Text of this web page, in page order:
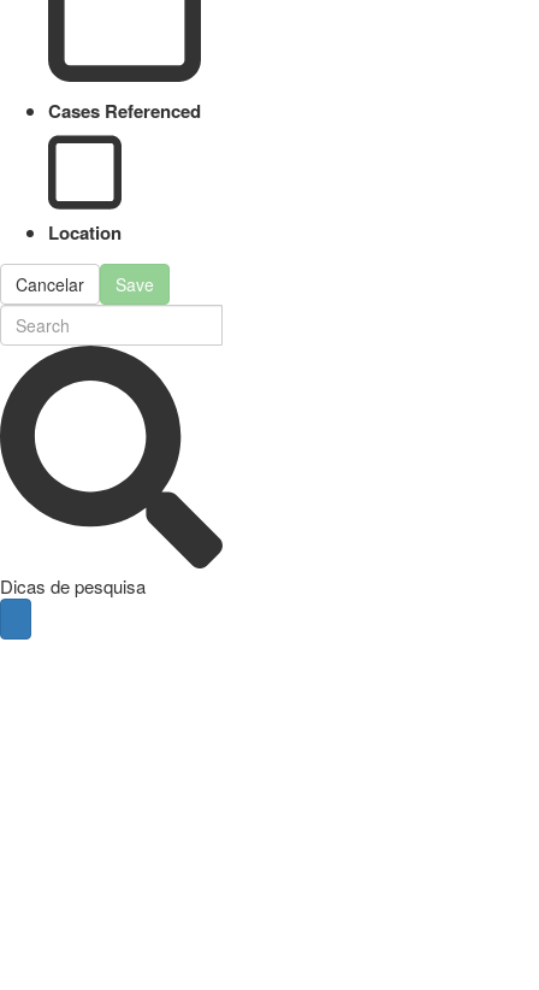
Cases Referenced
Location
Cancelar Save
Dicas de pesquisa